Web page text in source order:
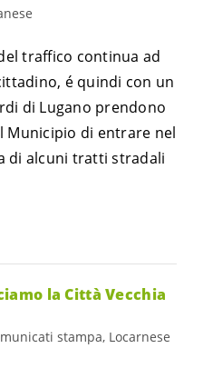
traffico continua ad
é quindi con un
di Lugano prendono
Municipio di entrare nel
di alcuni tratti stradali
la Città Vecchia
stampa, Locarnese